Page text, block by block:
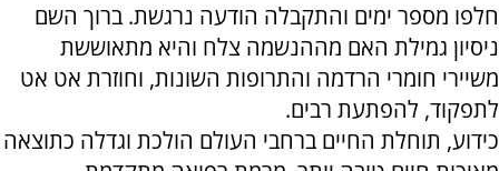
חלפו מספר ימים והתקבלה הודעה נרגשת. ברוך השם
ניסיון גמילת האם מההנשמה צלח והיא מתאוששת
משיירי חומרי הרדמה והתרופות השונות, וחוזרת אט אט
לתפקוד, להפתעת רבים.
כידוע, תוחלת החיים ברחבי העולם הולכת וגדלה כתוצאה